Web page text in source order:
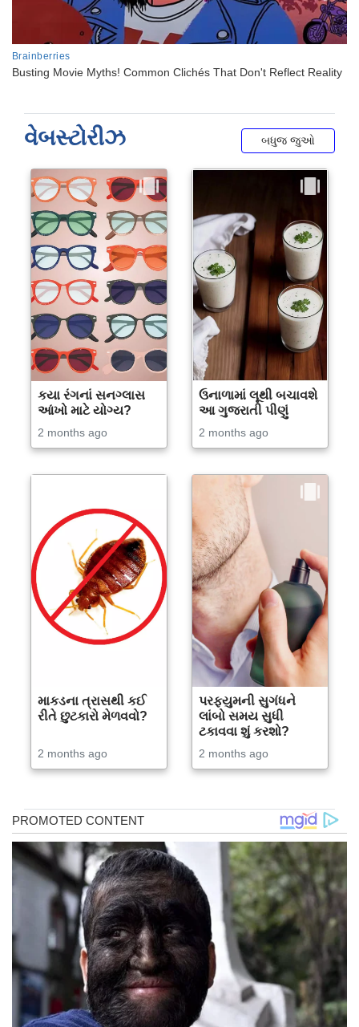
વેબસ્ટોરીઝ બધુજ જુઓ
કયા રંગનાં સનગ્લાસ
આંખો માટે યોગ્ય?
2 months ago
ઉનાળામાં લૂથી બચાવશે
આ ગુજરાતી પીણું
2 months ago
માકડના ત્રાસથી કઈ
રીતે છુટકારો મેળવવો?
2 months ago
પરફ્યુમની સુગંધને
લાંબો સમય સુધી
ટકાવવા શું કરશો?
2 months ago